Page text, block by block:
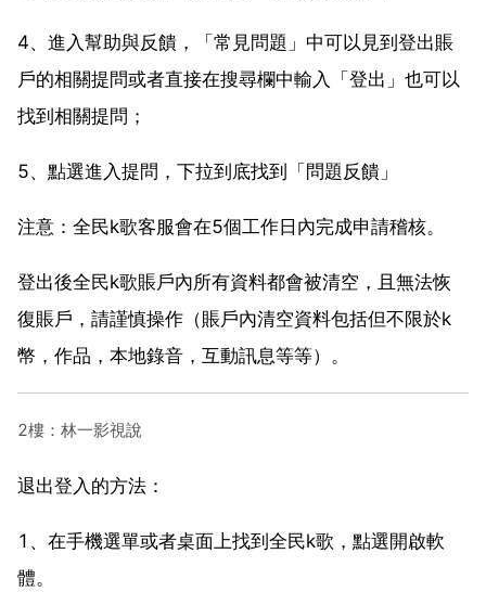
4、進入幫助與反饋，「常見問題」中可以見到登出賬
戶的相關提問或者直接在搜尋欄中輸入「登出」也可以
找到相關提問；
5、點選進入提問，下拉到底找到「問題反饋」
注意：全民k歌客服會在5個工作日內完成申請稽核。
登出後全民k歌賬戶內所有資料都會被清空，且無法恢
復賬戶，請謹慎操作（賬戶內清空資料包括但不限於k
幣，作品，本地錄音，互動訊息等等）。
2樓：林一影視說
退出登入的方法：
1、在手機選單或者桌面上找到全民k歌，點選開啟軟
體。